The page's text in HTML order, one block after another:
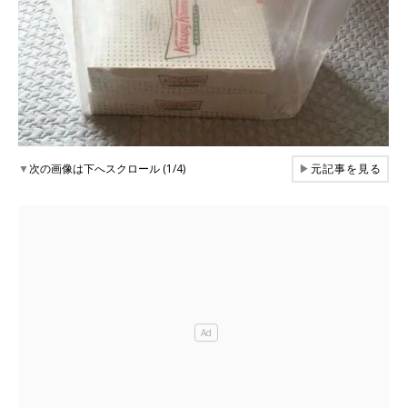
▼次の画像は下へスクロール (1/4) ▶元記事を見る